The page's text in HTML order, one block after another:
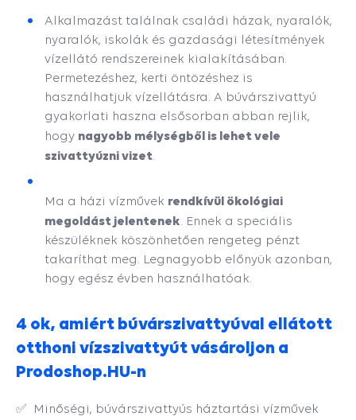
Alkalmazást találnak családi házak, nyaralók,
nyaralók, iskolák és gazdasági létesítmények
vízellátó rendszereinek kialakításában.
Permetezéshez, kerti öntözéshez is
használhatjuk vízellátásra. A búvárszivattyú
gyakorlati haszna elsősorban abban rejlik,
hogy nagyobb mélységből is lehet vele
szivattyúzni vizet
Ma a házi vízművek rendkívül ökológiai
megoldást jelentenek . Ennek a speciális
készüléknek köszönhetően rengeteg pénzt
takaríthat meg. Legnagyobb előnyük azonban,
hogy egész évben használhatóak.
4 ok, amiért búvárszivattyúval ellátott
otthoni vízszivattyút vásároljon a
Prodoshop.HU-n
✅ Minőségi, búvárszivattyús háztartási vízművek